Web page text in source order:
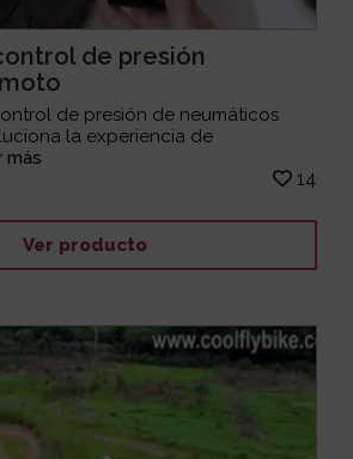
de presión
de presión de neumáticos
la experiencia de
más
14
Ver producto